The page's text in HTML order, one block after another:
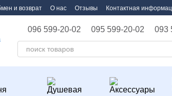
и возврат О нас Отзывы Контактная
096 599-20-02 095 599-20-02 093